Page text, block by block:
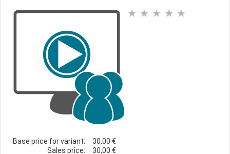
Base price for variant:
30,00 €
Sales price:
30,00 €